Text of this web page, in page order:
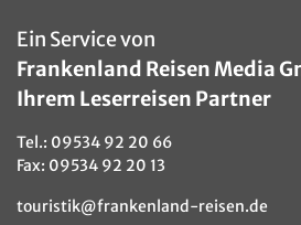
Ein Service von
Frankenland Reisen Media
Ihrem Leserreisen Partner
Tel.: 09534 92 20 66
Fax: 09534 92 20 13
touristik@frankenland-reisen.de